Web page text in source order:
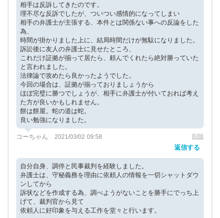
相手は反訴してきたのです。
理不尽な反訴でしたが、ついつい感情的になってしまい
相手の弁護士が主張する、本件とは関係ない事への反論をした
為、
時間が掛かりました上に、結局時間だけが無駄になりました。
訴訟後に友人の弁護士に見せたところ、
これだけ証拠が揃って居たら、頼んでくれたら絶対勝っていた
と言われました。
法律論で攻めたら良かったようでした。
今回の場合は、証拠が揃っておりましょうから
ほぼ完璧に勝つでしょうが、相手に弁護士が付いておれば考え
た方が良いかもしれません。
餅は餅屋。蛇の道は蛇。
良い勉強になりました。
コーちゃん 2021/03/02 09:58 削除
返信する
自分自身、調停と民事裁判を経験しました。
弁護士は、守秘義務を理由に依頼人の情報を一切シャットダウ
ンしてから
訴状などを作成する為、調べようがないことを勝手にでっち上
げて、裁判官から見て
依頼人に好印象を与える工作を堂々と行います。